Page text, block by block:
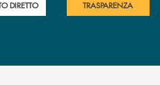
DIRETTO TRASPARENZA